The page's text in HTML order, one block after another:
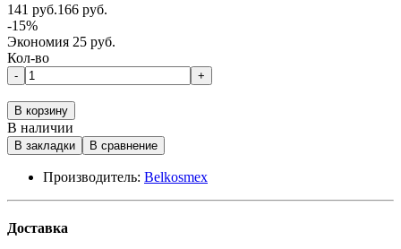
141 руб.166 руб.
-15%
Экономия 25 руб.
Кол-во
- +
В корзину
В наличии
В закладки В сравнение
Производитель: Belkosmex
Доставка